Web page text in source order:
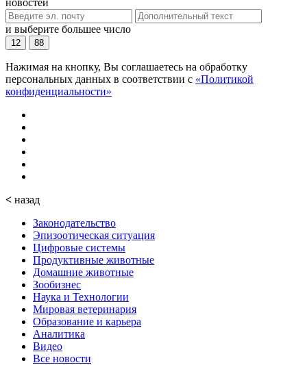
и выберите большее число
12 88
Нажимая на кнопку, Вы соглашаетесь на обработку
персональных данных в соответствии с «Политикой
конфиденциальности»
< назад
Законодательство
Эпизоотическая ситуация
Цифровые системы
Продуктивные животные
Домашние животные
Зообизнес
Наука и Технологии
Мировая ветеринария
Образование и карьера
Аналитика
Видео
Все новости